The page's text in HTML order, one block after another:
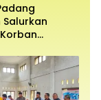
Salurkan